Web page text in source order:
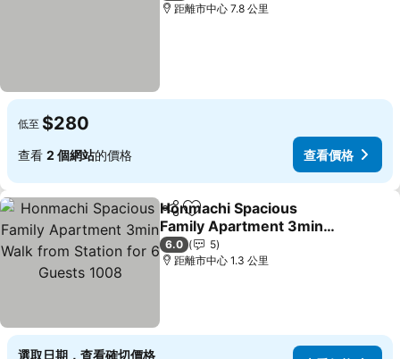
距離市中心 7.8 公里
低至 $280
查看 2 個網站的價格 查看價格
分享 放到收藏夾
Honmachi Spacious
Family Apartment 3min
Walk from Station for 6
Guests 1008
查看價格
6.0
5
距離市中心 1.3 公里
選取日期，查看確切價格